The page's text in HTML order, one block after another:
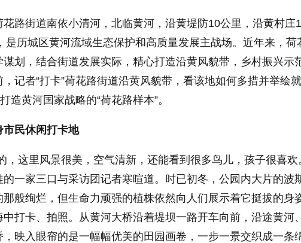
路街道南依小清河，北临黄河，沿黄堤防10公里，沿黄村庄
是历城区黄河流域生态保护和高质量发展主战场。近年来，荷
划，结合街道发展实际，精心打造沿黄风貌带，乡村振兴示
记者“打卡”荷花路街道沿黄风貌带，看该地如何多措并举绘
造黄河国家战略的“荷花路样本”。
民休闲打卡地
，这里风景很美，空气清新，还能看到很多鸟儿，孩子很喜欢
一家三口与采访团记者寒暄道。时已初冬，公园内大片的波
般绚烂，但生命力顽强的植株依然向人们展示着它挺拔的身
打卡、拍照。从黄河大桥沿着堤坝一路开车向前，沿途黄河
，映入眼帘的是一幅幅优美的田园画卷，一步一景交织成一条